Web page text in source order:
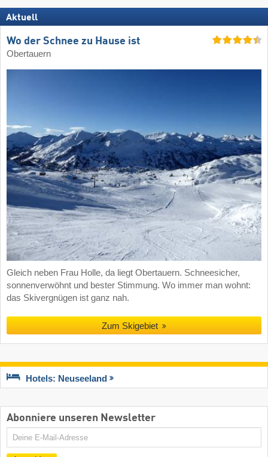
Aktuell
Wo der Schnee zu Hause ist
Obertauern
Gleich neben Frau Holle, da liegt Obertauern. Schneesicher,
sonnenverwöhnt und bester Stimmung. Wo immer man wohnt:
das Skivergnügen ist ganz nah.
Zum Skigebiet
Hotels: Neuseeland
Abonniere unseren Newsletter
E-
Mail